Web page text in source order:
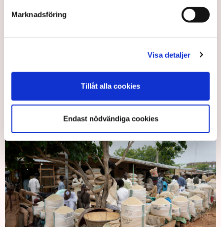
Marknadsföring
Visa detaljer
Tillåt alla cookies
Endast nödvändiga cookies
Indien är världens största exportör av ris. Bild: Johan Hallnäs/TT